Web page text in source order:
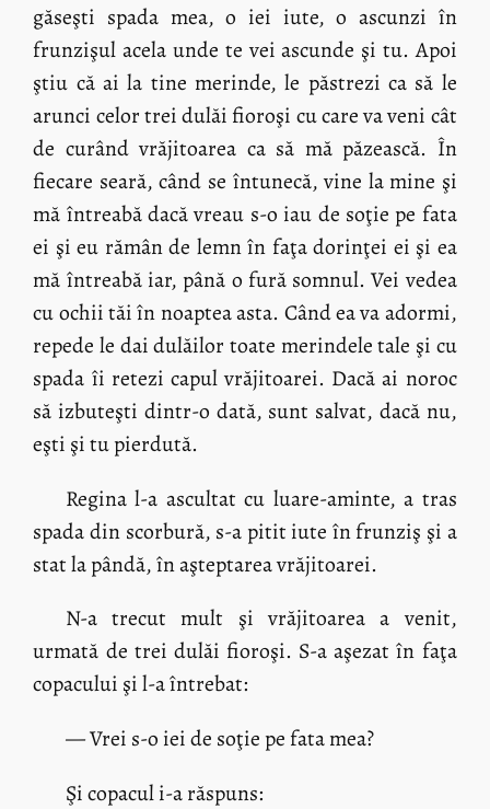
găseşti spada mea, o iei iute, o ascunzi în
frunzişul acela unde te vei ascunde şi tu. Apoi
ştiu că ai la tine merinde, le păstrezi ca să le
arunci celor trei dulăi fioroşi cu care va veni cât
de curând vrăjitoarea ca să mă păzească. În
fiecare seară, când se întunecă, vine la mine şi
mă întreabă dacă vreau s-o iau de soţie pe fata
ei şi eu rămân de lemn în faţa dorinţei ei şi ea
mă întreabă iar, până o fură somnul. Vei vedea
cu ochii tăi în noaptea asta. Când ea va adormi,
repede le dai dulăilor toate merindele tale şi cu
spada îi retezi capul vrăjitoarei. Dacă ai noroc
să izbuteşti dintr-o dată, sunt salvat, dacă nu,
eşti şi tu pierdută.
Regina l-a ascultat cu luare-aminte, a tras
spada din scorbură, s-a pitit iute în frunziş şi a
stat la pândă, în aşteptarea vrăjitoarei.
N-a trecut mult şi vrăjitoarea a venit,
urmată de trei dulăi fioroşi. S-a aşezat în faţa
copacului şi l-a întrebat:
— Vrei s-o iei de soţie pe fata mea?
Şi copacul i-a răspuns: